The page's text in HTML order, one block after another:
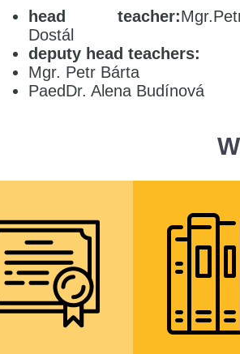
head teacher:
Dostál
deputy head teachers:
Mgr. Petr Bárta
PaedDr. Alena Budínová
ukončené
maturitou